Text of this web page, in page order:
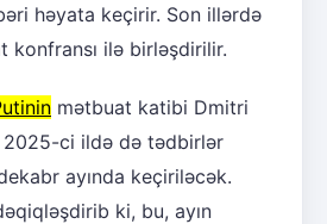
həyata keçirir. Son illərdə
konfransı ilə birləşdirilir.
mətbuat katibi Dmitri
ci ildə də tədbirlər
ayında keçiriləcək.
ki, bu, ayın